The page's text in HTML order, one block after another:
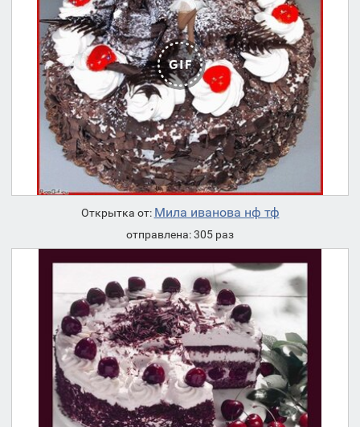
Открытка от: Мила иванова нф тф
отправлена: 305 раз